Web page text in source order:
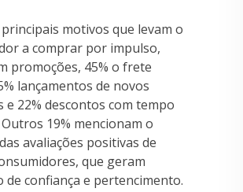
motivos que levam o
a comprar por impulso,
promoções, 45% o frete
lançamentos de novos
e 22% descontos com tempo
19% mencionam o
avaliações positivas de
que geram
de confiança e pertencimento.